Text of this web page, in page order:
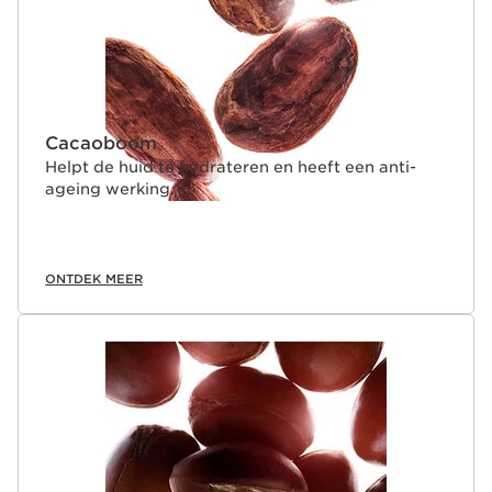
Cacaoboom
Helpt de huid te hydrateren en heeft een anti-
ageing werking.
ONTDEK MEER